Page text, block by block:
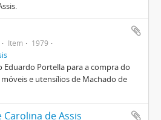
Item
1979
Portella para a compra do
e utensílios de Machado de
Carolina de Assis